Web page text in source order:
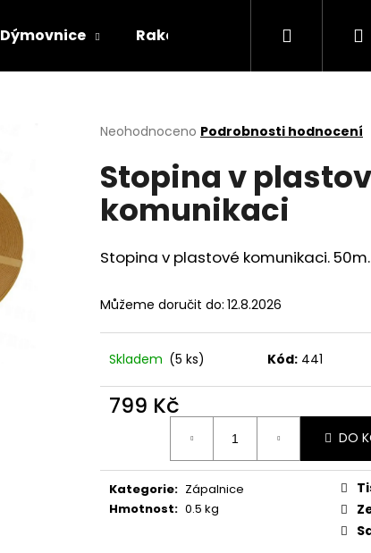
Dýmovnice Rakety Římské svíceHledat
Průměrné
produktu
je
0,0
hvězdiček.
Neohodnoceno Podrobnosti hodnocení
Stopina v
komunikaci
Stopina v plastové komunikaci. 50m.
Můžeme doručit do: 12.8.2026
Skladem (5 ks) Kód: 441
799 Kč
DO
Kategorie: Zápalnice
Hmotnost: 0.5 kg
PETARDA MEGATŘESK